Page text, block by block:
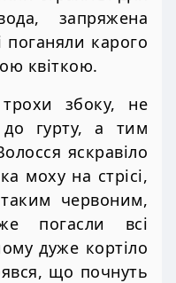
запряжена
поганяли карого
квіткою.
збоку, не
до гурту, а тим
яскравіло
моху на стрісі,
червоним,
погасли всі
дуже кортіло
що почнуть